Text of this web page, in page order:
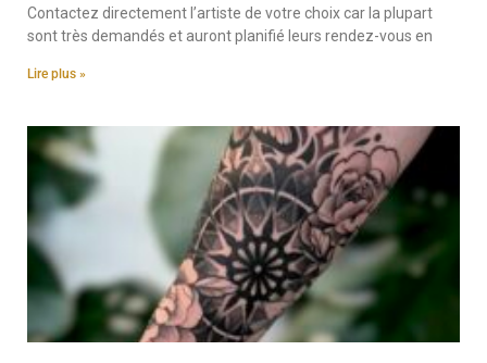
Contactez directement l’artiste de votre choix car la plupart
sont très demandés et auront planifié leurs rendez-vous en
Lire plus »